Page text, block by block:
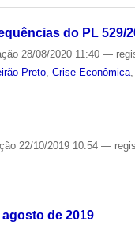
do PL 529/
28/08/2020 11:40—
Preto ,Crise Econômica
22/10/2019 10:54—
de 2019